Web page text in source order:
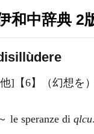
和中辞典 2
]【6】（幻想を
le speranze di qlcu